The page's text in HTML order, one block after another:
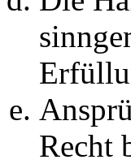
Recht